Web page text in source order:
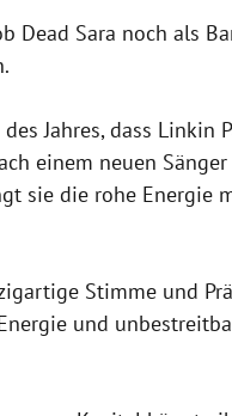
Dead Sara noch als
Jahres, dass Linkin
einem neuen Sänger
sie die rohe Energie
Stimme und
und